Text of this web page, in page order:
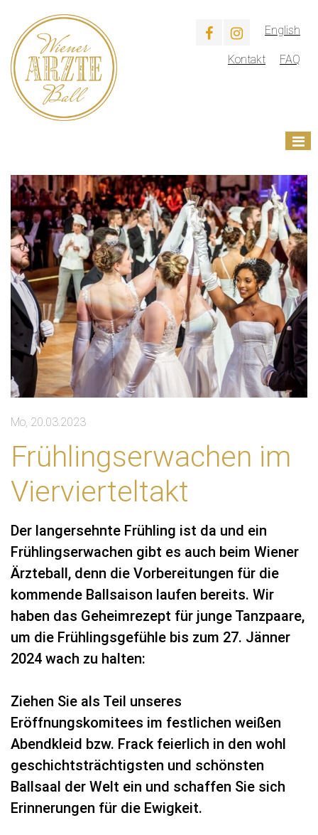
English
Kontakt FAQ
Mo, 20.03.2023
Frühlingserwachen im
Viervierteltakt
Der langersehnte Frühling ist da und ein
Frühlingserwachen gibt es auch beim Wiener
Ärzteball, denn die Vorbereitungen für die
kommende Ballsaison laufen bereits. Wir
haben das Geheimrezept für junge Tanzpaare,
um die Frühlingsgefühle bis zum 27. Jänner
2024 wach zu halten:
Ziehen Sie als Teil unseres
Eröffnungskomitees im festlichen weißen
Abendkleid bzw. Frack feierlich in den wohl
geschichtsträchtigsten und schönsten
Ballsaal der Welt ein und schaffen Sie sich
Erinnerungen für die Ewigkeit.